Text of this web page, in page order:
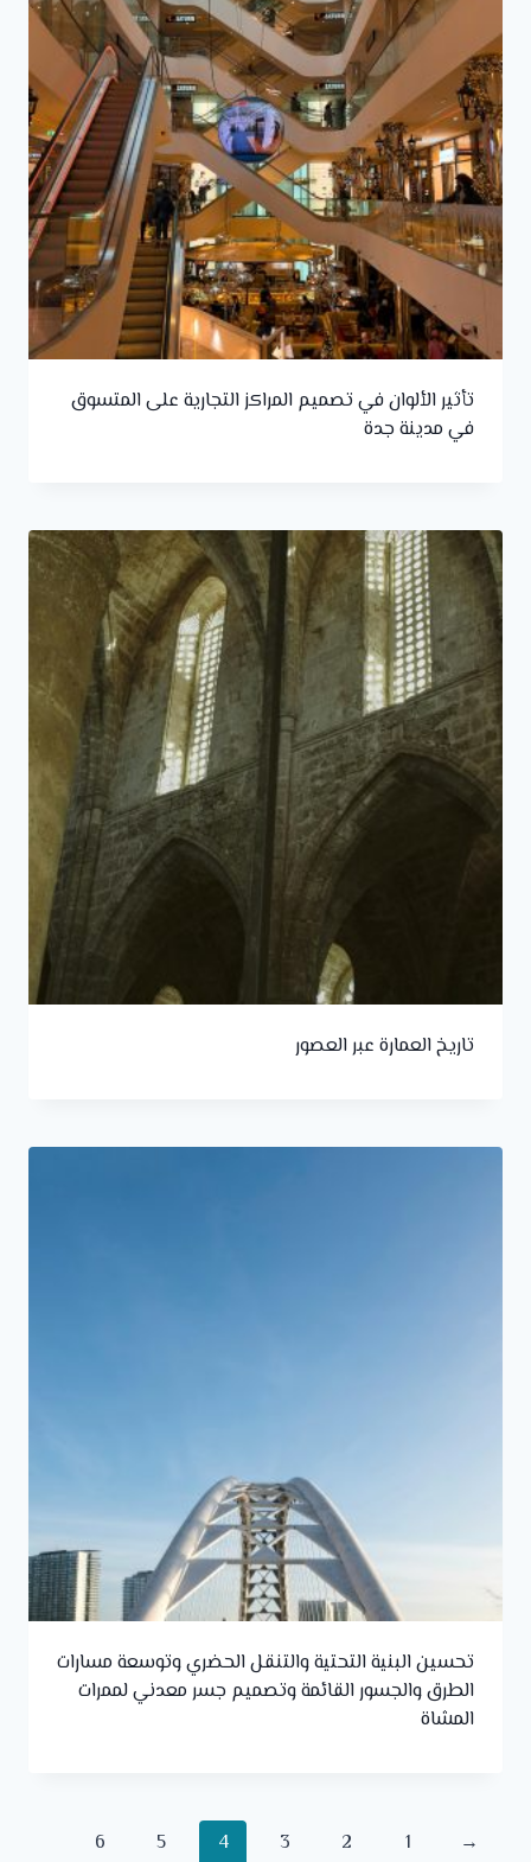
تأثير الألوان في تصميم المراكز التجارية على المتسوق
في مدينة جدة
تاريخ العمارة عبر العصور
تحسين البنية التحتية والتنقل الحضري وتوسعة مسارات
الطرق والجسور القائمة وتصميم جسر معدني لممرات
المشاة
→
1
2
3
4
5
6